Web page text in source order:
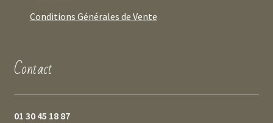
Conditions Générales de Vente
Contact
01 30 45 18 87